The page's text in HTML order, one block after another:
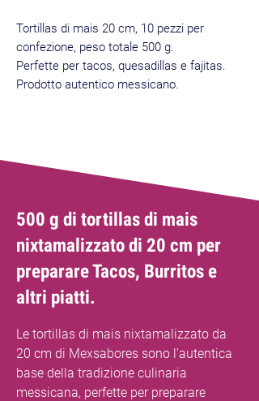
Tortillas di mais 20 cm, 10 pezzi per
confezione, peso totale 500 g.
Perfette per tacos, quesadillas e fajitas.
Prodotto autentico messicano.
500 g di tortillas di mais
nixtamalizzato di 20 cm per
preparare Tacos, Burritos e
altri piatti.
Le tortillas di mais nixtamalizzato da
20 cm di Mexsabores sono l'autentica
base della tradizione culinaria
messicana, perfette per preparare